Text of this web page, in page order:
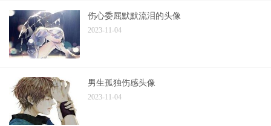
伤心委屈默默流泪的头像
2023-11-04
男生孤独伤感头像
2023-11-04